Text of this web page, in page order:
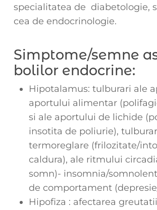
specialitatea de diabetologie,
cea de endocrinologie.
Simptome/semne
bolilor endocrine:
Hipotalamus: tulburari ale
aportului alimentar
si ale aportului de lichide
insotita de poliurie),
termoreglare (frilozitate/
caldura), ale ritmului
somn)- insomnia/
de comportament
Hipofiza : afectarea